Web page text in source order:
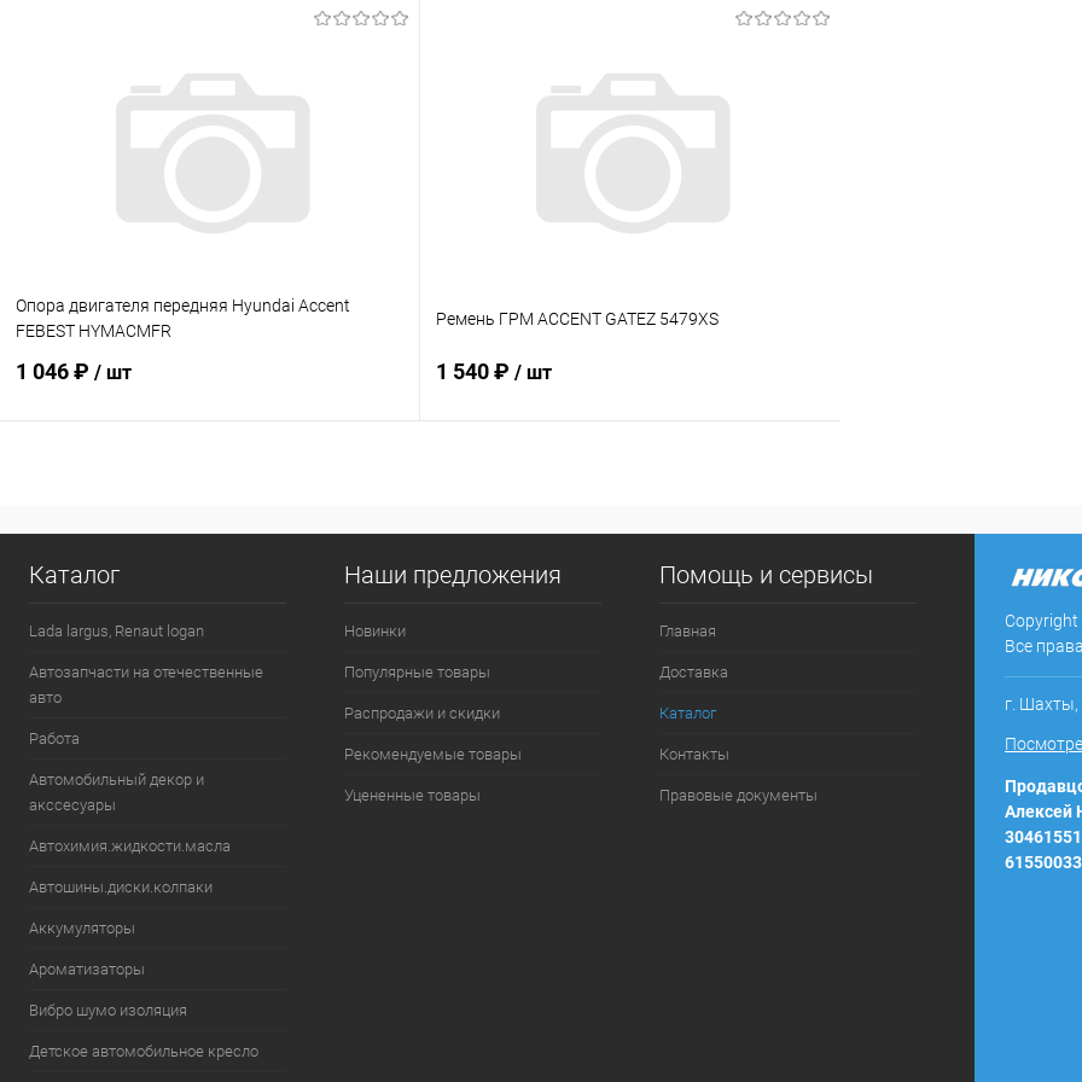
Купить в 1 клик К сравнению
В наличии
Купить в 1 клик К сравнению
В наличии
Опора двигателя передняя Hyundai Accent
FEBEST HYMACMFR
1 046 ₽ / шт
Купить в 1 клик К сравнению
В избранное
Ремень ГРМ ACCENT GATEZ 5479XS
1 540 ₽ / шт
Купить в 1 клик К сравнению
В избранное В наличии
Каталог
Lada largus, Renaut logan
Автозапчасти на отечественные
авто
Работа
Автомобильный декор и
акссесуары
Автохимия.жидкости.масла
Автошины.диски.колпаки
Аккумуляторы
Ароматизаторы
Вибро шумо изоляция
Детское автомобильное кресло
Наши предложения
Новинки
Популярные товары
Распродажи и скидки
Рекомендуемые товары
Уцененные товары
Помощь и сервисы
Главная
Доставка
Каталог
Контакты
Правовые документы
Все
г. Шахты,
Алексей